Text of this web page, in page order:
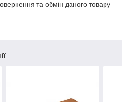
та обмін даного товару